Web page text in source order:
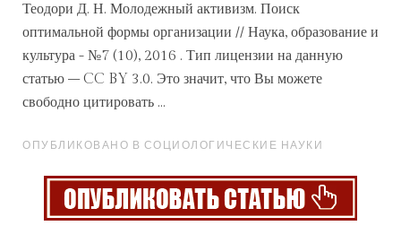
Теодори Д. Н. Молодежный активизм. Поиск
оптимальной формы организации // Наука, образование и
культура - №7 (10), 2016 . Тип лицензии на данную
статью – CC BY 3.0. Это значит, что Вы можете
свободно цитировать ...
ОПУБЛИКОВАНО В СОЦИОЛОГИЧЕСКИЕ НАУКИ